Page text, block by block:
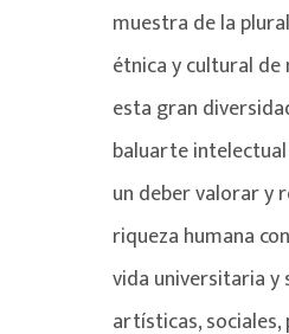
muestra de la
étnica y cultural de
esta gran
baluarte intelectual
un deber valorar y
riqueza humana
vida universitaria y
artísticas,